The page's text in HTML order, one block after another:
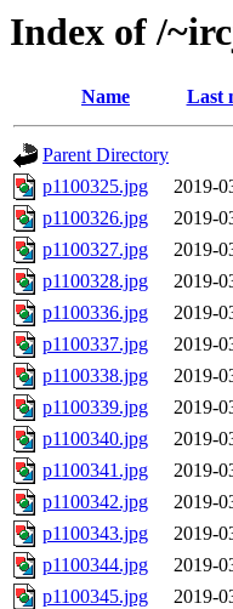
Index of /
Name Last
Parent Directory
p1100325.jpg
2019-
p1100326.jpg
2019-
p1100327.jpg
2019-
p1100328.jpg
2019-
p1100336.jpg
2019-
p1100337.jpg
2019-
p1100338.jpg
2019-
p1100339.jpg
2019-
p1100340.jpg
2019-
p1100341.jpg
2019-
p1100342.jpg
2019-
p1100343.jpg
2019-
p1100344.jpg
2019-
p1100345.jpg
2019-